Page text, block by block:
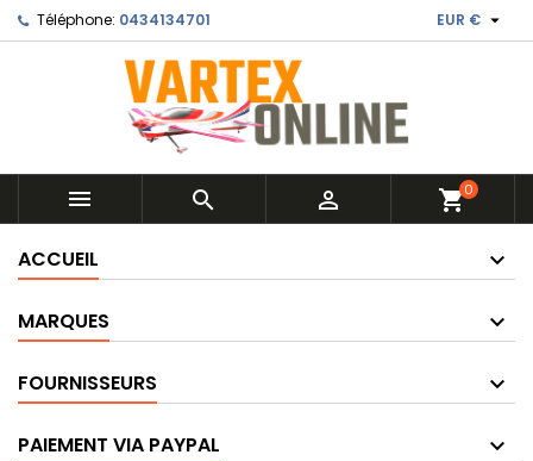
Téléphone: 0434134701 EUR € 
   shopping_cart0
ACCUEIL
MARQUES
FOURNISSEURS
PAIEMENT VIA PAYPAL